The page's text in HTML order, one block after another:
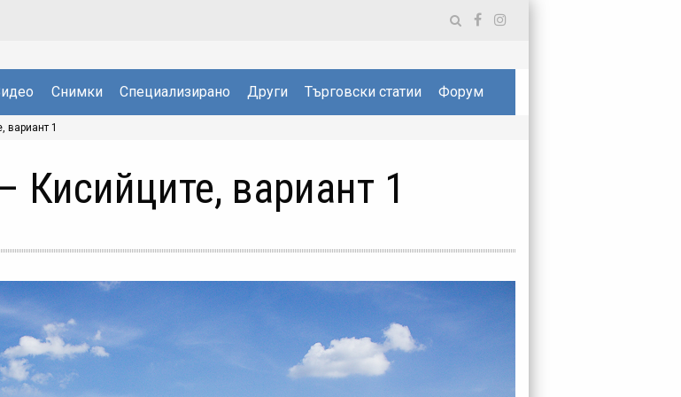
Снимки Специализирано Други Търговски статии Форум
вариант 1
Кисийците, вариант 1